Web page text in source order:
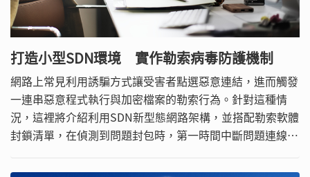
打造小型SDN環境 實作勒索病毒防護機制
網路上常見利用誘騙方式讓受害者點選惡意連結，進而觸發
一連串惡意程式執行與加密檔案的勒索行為。針對這種情
況，這裡將介紹利用SDN新型態網路架構，並搭配勒索軟體
封鎖清單，在偵測到問題封包時，第一時間中斷問題連線，